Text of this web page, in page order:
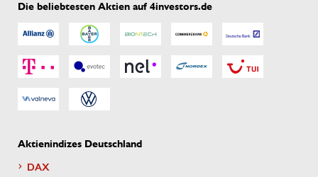
Die beliebtesten Aktien auf 4investors.de
Aktienindizes Deutschland
DAX